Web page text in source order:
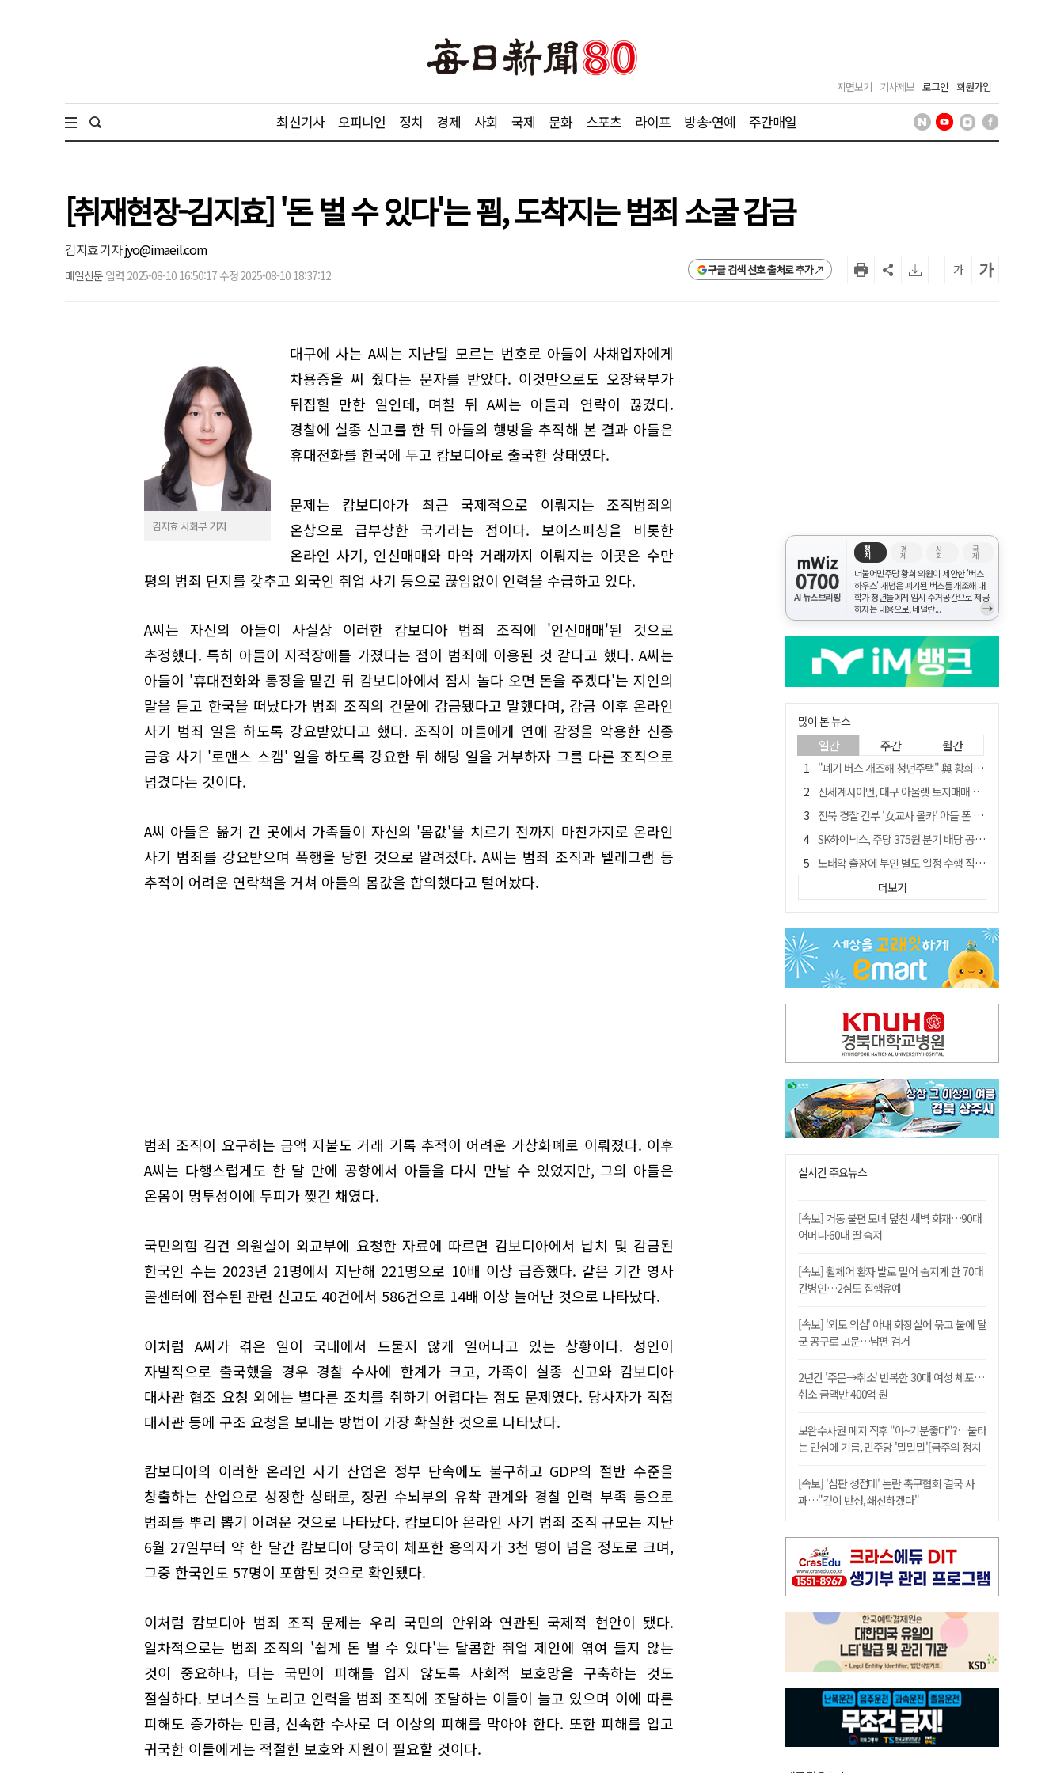
지면보기 기사제보 로그인 회원가입
최신기사 오피니언 정치 경제 사회 국제 문화 스포츠 라이프 방송·연예 주간매일
[취재현장-김지효] '돈 벌 수 있다'는 꾐, 도착지는 범죄 소굴 감금
김지효 기자jyo@imaeil.com
매일신문 입력 2025-08-10 16:50:17 수정 2025-08-10 18:37:12 구글 검색 선호 출처로 추가 가 가
김지효 사회부 기자
대구에 사는 A씨는 지난달 모르는 번호로 아들이 사채업자에게
차용증을 써 줬다는 문자를 받았다. 이것만으로도 오장육부가
뒤집힐 만한 일인데, 며칠 뒤 A씨는 아들과 연락이 끊겼다.
경찰에 실종 신고를 한 뒤 아들의 행방을 추적해 본 결과 아들은
휴대전화를 한국에 두고 캄보디아로 출국한 상태였다.
문제는 캄보디아가 최근 국제적으로 이뤄지는 조직범죄의
온상으로 급부상한 국가라는 점이다. 보이스피싱을 비롯한
온라인 사기, 인신매매와 마약 거래까지 이뤄지는 이곳은 수만
평의 범죄 단지를 갖추고 외국인 취업 사기 등으로 끊임없이 인력을 수급하고 있다.
A씨는 자신의 아들이 사실상 이러한 캄보디아 범죄 조직에 '인신매매'된 것으로
추정했다. 특히 아들이 지적장애를 가졌다는 점이 범죄에 이용된 것 같다고 했다. A씨는
아들이 '휴대전화와 통장을 맡긴 뒤 캄보디아에서 잠시 놀다 오면 돈을 주겠다'는 지인의
말을 듣고 한국을 떠났다가 범죄 조직의 건물에 감금됐다고 말했다며, 감금 이후 온라인
사기 범죄 일을 하도록 강요받았다고 했다. 조직이 아들에게 연애 감정을 악용한 신종
금융 사기 '로맨스 스캠' 일을 하도록 강요한 뒤 해당 일을 거부하자 그를 다른 조직으로
넘겼다는 것이다.
A씨 아들은 옮겨 간 곳에서 가족들이 자신의 '몸값'을 치르기 전까지 마찬가지로 온라인
사기 범죄를 강요받으며 폭행을 당한 것으로 알려졌다. A씨는 범죄 조직과 텔레그램 등
추적이 어려운 연락책을 거쳐 아들의 몸값을 합의했다고 털어놨다.
범죄 조직이 요구하는 금액 지불도 거래 기록 추적이 어려운 가상화폐로 이뤄졌다. 이후
A씨는 다행스럽게도 한 달 만에 공항에서 아들을 다시 만날 수 있었지만, 그의 아들은
온몸이 멍투성이에 두피가 찢긴 채였다.
국민의힘 김건 의원실이 외교부에 요청한 자료에 따르면 캄보디아에서 납치 및 감금된
한국인 수는 2023년 21명에서 지난해 221명으로 10배 이상 급증했다. 같은 기간 영사
콜센터에 접수된 관련 신고도 40건에서 586건으로 14배 이상 늘어난 것으로 나타났다.
이처럼 A씨가 겪은 일이 국내에서 드물지 않게 일어나고 있는 상황이다. 성인이
자발적으로 출국했을 경우 경찰 수사에 한계가 크고, 가족이 실종 신고와 캄보디아
대사관 협조 요청 외에는 별다른 조치를 취하기 어렵다는 점도 문제였다. 당사자가 직접
대사관 등에 구조 요청을 보내는 방법이 가장 확실한 것으로 나타났다.
캄보디아의 이러한 온라인 사기 산업은 정부 단속에도 불구하고 GDP의 절반 수준을
창출하는 산업으로 성장한 상태로, 정권 수뇌부의 유착 관계와 경찰 인력 부족 등으로
범죄를 뿌리 뽑기 어려운 것으로 나타났다. 캄보디아 온라인 사기 범죄 조직 규모는 지난
6월 27일부터 약 한 달간 캄보디아 당국이 체포한 용의자가 3천 명이 넘을 정도로 크며,
그중 한국인도 57명이 포함된 것으로 확인됐다.
이처럼 캄보디아 범죄 조직 문제는 우리 국민의 안위와 연관된 국제적 현안이 됐다.
일차적으로는 범죄 조직의 '쉽게 돈 벌 수 있다'는 달콤한 취업 제안에 엮여 들지 않는
것이 중요하나, 더는 국민이 피해를 입지 않도록 사회적 보호망을 구축하는 것도
절실하다. 보너스를 노리고 인력을 범죄 조직에 조달하는 이들이 늘고 있으며 이에 따른
피해도 증가하는 만큼, 신속한 수사로 더 이상의 피해를 막아야 한다. 또한 피해를 입고
귀국한 이들에게는 적절한 보호와 지원이 필요할 것이다.
mWiz
0700
AI 뉴스브리핑
정
치
경
제
사
회
국
제
더불어민주당 황희 의원이 제안한 '버스
하우스' 개념은 폐기된 버스를 개조해 대
학가 청년들에게 임시 주거공간으로 제공
하자는 내용으로, 네덜란...
→
많이 본 뉴스
일간 주간 월간
"폐기 버스 개조해 청년주택" 與 황희…'딸 학비는 年 4200만원'
신세계사이먼, 대구 아울렛 토지매매 계약 체결… 사업 본궤도
전북 경찰 간부 '女교사 몰카' 아들 폰 부수고…"처벌 못하는 사안" 내부망에 글
SK하이닉스, 주당 375원 분기 배당 공시…"3분기 중 주주환원 방안 확정"
노태악 출장에 부인 별도 일정 수행 직원도…보고서엔 '공식일정 참석'
'새 아시아쿼터는 어떨까' 삼성 라이온즈, 새 얼굴 투수 미야모리 영입
박권현 청도군수, '햇빛 연금 사업' 공약 시동걸어
통합 고속철 할인 '반짝 3년'…이후 요금 도로 오른다?
"골프채로 YG 신사옥 출입문 '쾅쾅'…20대 여성 현행범 체포"[영상]
더보기
실시간 주요뉴스
[속보] 거동 불편 모녀 덮친 새벽 화재…90대
어머니·60대 딸 숨져
[속보] 휠체어 환자 발로 밀어 숨지게 한 70대
간병인…2심도 집행유예
[속보] '외도 의심' 아내 화장실에 묶고 불에 달
군 공구로 고문…남편 검거
2년간 '주문→취소' 반복한 30대 여성 체포…
취소 금액만 400억 원
보완수사권 폐지 직후 "야~기분좋다"?…불타
는 민심에 기름, 민주당 '말말말'[금주의 정치
[속보] '심판 성접대' 논란 축구협회 결국 사
과…"깊이 반성, 쇄신하겠다"